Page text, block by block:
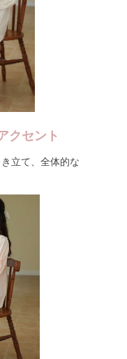
クセント
立て、全体的な